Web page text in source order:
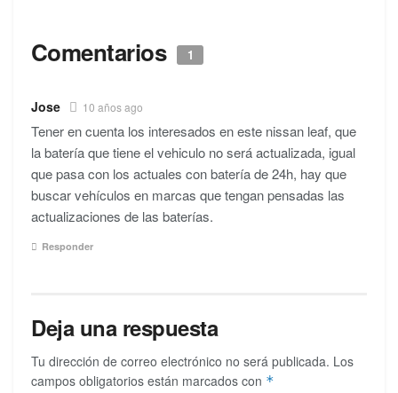
Comentarios 1
Jose 10 años ago
Tener en cuenta los interesados en este nissan leaf, que
la batería que tiene el vehiculo no será actualizada, igual
que pasa con los actuales con batería de 24h, hay que
buscar vehículos en marcas que tengan pensadas las
actualizaciones de las baterías.
Responder
Deja una respuesta
Tu dirección de correo electrónico no será publicada. Los
campos obligatorios están marcados con *